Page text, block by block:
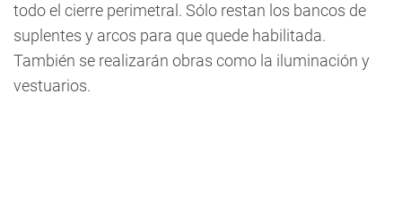
todo el cierre perimetral. Sólo restan los bancos de
suplentes y arcos para que quede habilitada.
También se realizarán obras como la iluminación y
vestuarios.